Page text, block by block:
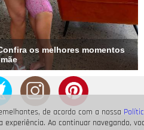
de acordo com a nossa
experiência. Ao continuar navegando,
os melhores momentos